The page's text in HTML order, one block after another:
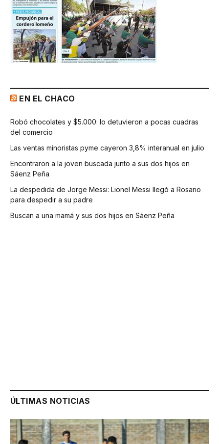
EN EL CHACO
Robó chocolates y $5.000: lo detuvieron a pocas cuadras
del comercio
Las ventas minoristas pyme cayeron 3,8% interanual en julio
Encontraron a la joven buscada junto a sus dos hijos en
Sáenz Peña
La despedida de Jorge Messi: Lionel Messi llegó a Rosario
para despedir a su padre
Buscan a una mamá y sus dos hijos en Sáenz Peña
ÚLTIMAS NOTICIAS